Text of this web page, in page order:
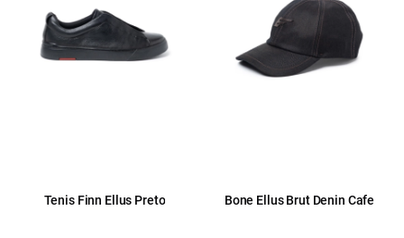
Tenis Finn Ellus Preto Bone Ellus Brut Denin Cafe